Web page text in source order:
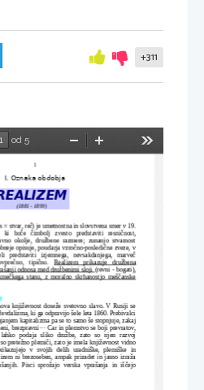
prikaži meni +311
od 5
Pomanjšaj
1
I. Oznaka obdobja
(1881 - 1899)
= stvar, reč) je umetnostna in slovstvena smer v 19.
ki   hoče   čimbolj   zvesto   predstaviti   resničnost,
okolje,   družbene   razmere;   zunanjo   stvarnost
opisuje, poudarja vzročno-posledične zveze, v
predstaviti   izjemnega,   nevsakdanjega,   marveč
tipično. Realizem   prikazuje   družbena
odnosa med družbenimi sloji (revni - bogati),
stanu, z moralno skrhanostjo meščanske
književnost doseže svetovno slavo. V Rusiji se
ki ga odpravijo šele leta 1860. Prebivalci
kapitalizma pa se to samo še stopnjuje, zakaj
brezpravni Car in plemstvo se boji prevratov,
podaja   sliko   družbe,   zato   so   njen   razvoj
pretežno plemiči, zato je imela književnost vidno
v   svojih   delih   uradniške,   plemiške   in
ni brezoseben, ampak prizadet in jasno izraža
Pisci   sprožajo   verska   vprašanja   in   iščejo